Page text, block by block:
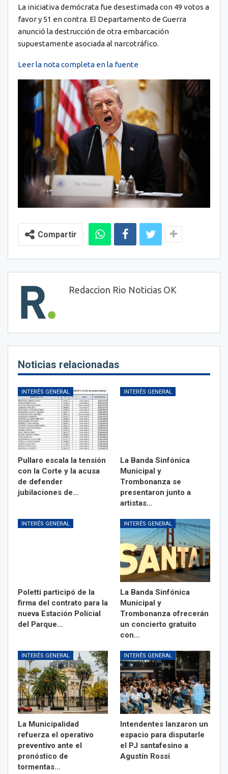
La iniciativa demócrata fue desestimada con 49 votos a
favor y 51 en contra. El Departamento de Guerra
anunció la destrucción de otra embarcación
supuestamente asociada al narcotráfico.
Leer la nota completa en la fuente
Compartir
Redaccion Rio Noticias OK
Noticias relacionadas
INTERÉS GENERAL
Pullaro escala la tensión
con la Corte y la acusa
de defender
jubilaciones de…
INTERÉS GENERAL
La Banda Sinfónica
Municipal y
Trombonanza se
presentaron junto a
artistas…
INTERÉS GENERAL
Poletti participó de la
firma del contrato para la
nueva Estación Policial
del Parque…
INTERÉS GENERAL
La Banda Sinfónica
Municipal y
Trombonanza ofrecerán
un concierto gratuito
con…
INTERÉS GENERAL
La Municipalidad
refuerza el operativo
preventivo ante el
pronóstico de
tormentas…
INTERÉS GENERAL
Intendentes lanzaron un
espacio para disputarle
el PJ santafesino a
Agustín Rossi